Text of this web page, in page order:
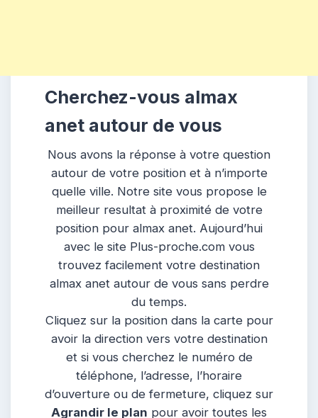
Cherchez-vous almax
anet autour de vous
Nous avons la réponse à votre question
autour de votre position et à n’importe
quelle ville. Notre site vous propose le
meilleur resultat à proximité de votre
position pour almax anet. Aujourd’hui
avec le site Plus-proche.com vous
trouvez facilement votre destination
almax anet autour de vous sans perdre
du temps.
Cliquez sur la position dans la carte pour
avoir la direction vers votre destination
et si vous cherchez le numéro de
téléphone, l’adresse, l’horaire
d’ouverture ou de fermeture, cliquez sur
Agrandir le plan pour avoir toutes les